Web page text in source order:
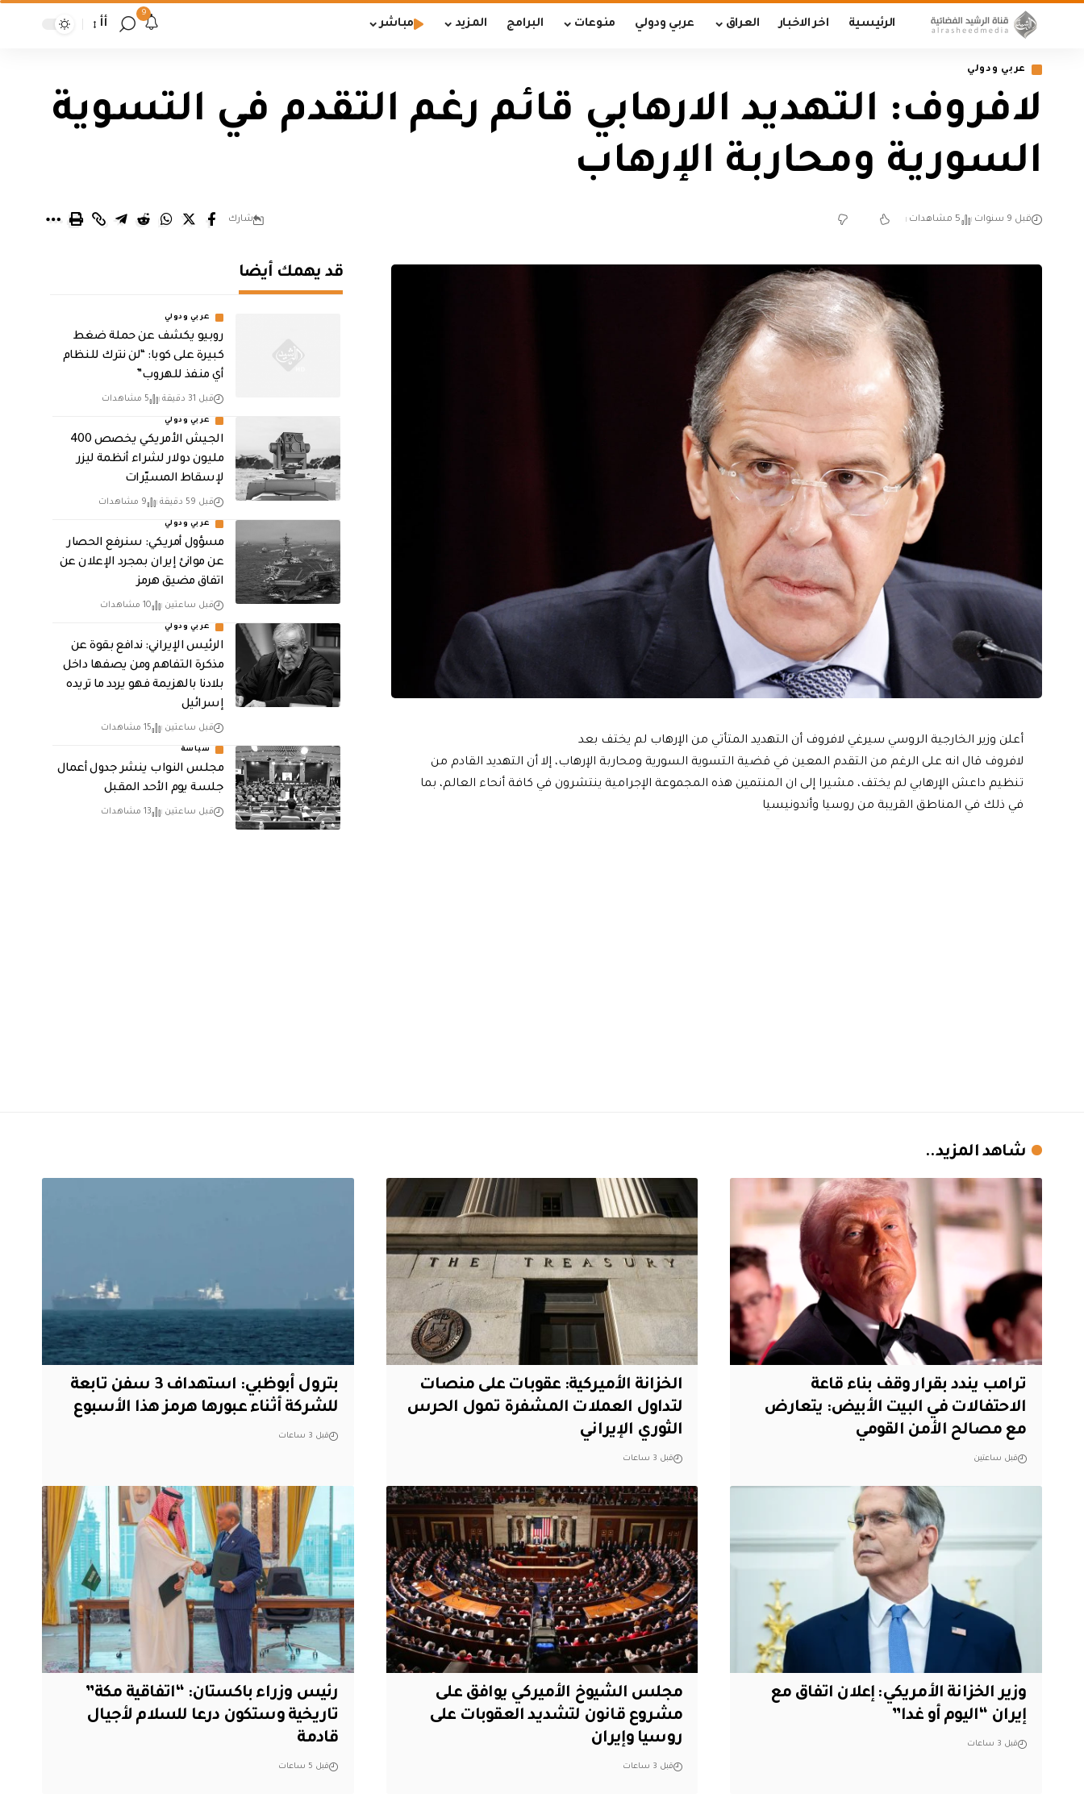
الرئيسية اخر الاخبار العراق عربي ودولي منوعات البرامج المزيد مباشر
9
أأ
عربي ودولي
لافروف: التهديد الارهابي قائم رغم التقدم في التسوية
السورية ومحاربة الإرهاب
قبل 9 سنوات 5 مشاهدات شارك
أعلن وزير الخارجية الروسي سيرغي لافروف أن التهديد المتأتي من الإرهاب لم يختف بعد
لافروف قال انه على الرغم من التقدم المعين في قضية التسوية السورية ومحاربة الإرهاب، إلا أن التهديد القادم من
تنظيم داعش الإرهابي لم يختف، مشيرا إلى ان المنتمين هذه المجموعة الإجرامية ينتشرون في كافة أنحاء العالم، بما
في ذلك في المناطق القريبة من روسيا وأندونيسيا
قد يهمك أيضا
عربي ودولي
روبيو يكشف عن حملة ضغط
كبيرة على كوبا: “لن نترك للنظام
أي منفذ للهروب”
قبل 31 دقيقة 5 مشاهدات
عربي ودولي
الجيش الأمريكي يخصص 400
مليون دولار لشراء أنظمة ليزر
لإسقاط المسيّرات
قبل 59 دقيقة 9 مشاهدات
عربي ودولي
مسؤول أمريكي: سنرفع الحصار
عن موانئ إيران بمجرد الإعلان عن
اتفاق مضيق هرمز
قبل ساعتين 10 مشاهدات
عربي ودولي
الرئيس الإيراني: ندافع بقوة عن
مذكرة التفاهم ومن يصفها داخل
بلادنا بالهزيمة فهو يردد ما تريده
إسرائيل
قبل ساعتين 15 مشاهدات
سياسة
مجلس النواب ينشر جدول أعمال
جلسة يوم الأحد المقبل
قبل ساعتين 13 مشاهدات
شاهد المزيد..
ترامب يندد بقرار وقف بناء قاعة
الاحتفالات في البيت الأبيض: يتعارض
مع مصالح الأمن القومي
قبل ساعتين
الخزانة الأميركية: عقوبات على منصات
لتداول العملات المشفرة تمول الحرس
الثوري الإيراني
قبل 3 ساعات
بترول أبوظبي: استهداف 3 سفن تابعة
للشركة أثناء عبورها هرمز هذا الأسبوع
قبل 3 ساعات
وزير الخزانة الأمريكي: إعلان اتفاق مع
إيران “اليوم أو غدا”
قبل 3 ساعات
مجلس الشيوخ الأميركي يوافق على
مشروع قانون لتشديد العقوبات على
روسيا وإيران
قبل 3 ساعات
رئيس وزراء باكستان: “اتفاقية مكة”
تاريخية وستكون درعا للسلام لأجيال
قادمة
قبل 5 ساعات